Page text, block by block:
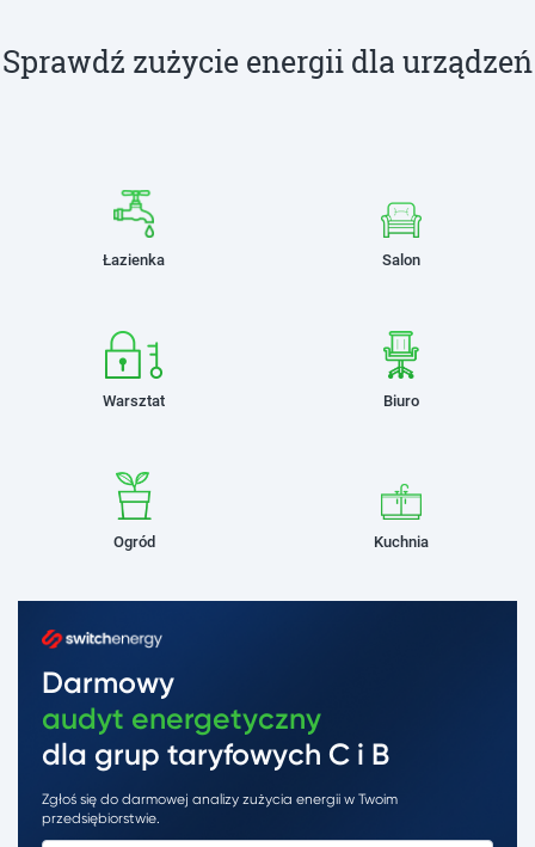
Sprawdź zużycie energii dla urządzeń
Łazienka Salon
Warsztat Biuro
Ogród Kuchnia
Darmowy
audyt energetyczny
dla grup taryfowych C i B
Zgłoś się do darmowej analizy zużycia energii w Twoim
przedsiębiorstwie.